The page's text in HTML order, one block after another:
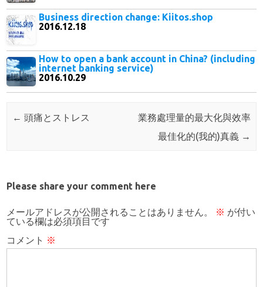
Business direction change: Kiitos.shop
2016.12.18
How to open a bank account in China? (including
internet banking service)
2016.10.29
Post navigation
← 頭痛とストレス
業務處理量的最大化與效率
最佳化的(我的)真義 →
Please share your comment here
メールアドレスが公開されることはありません。 ※ が付い
ている欄は必須項目です
コメント ※